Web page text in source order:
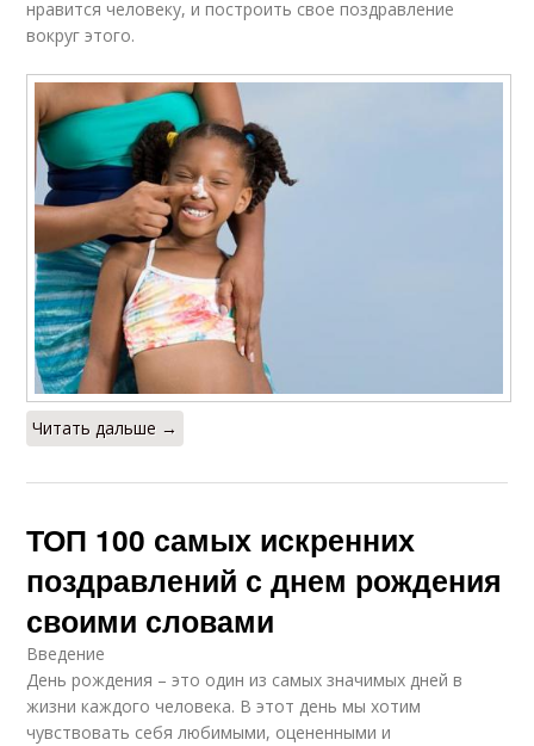
нравится человеку, и построить свое поздравление
вокруг этого.
Читать дальше →
ТОП 100 самых искренних
поздравлений с днем рождения
своими словами
Введение
День рождения – это один из самых значимых дней в
жизни каждого человека. В этот день мы хотим
чувствовать себя любимыми, оцененными и